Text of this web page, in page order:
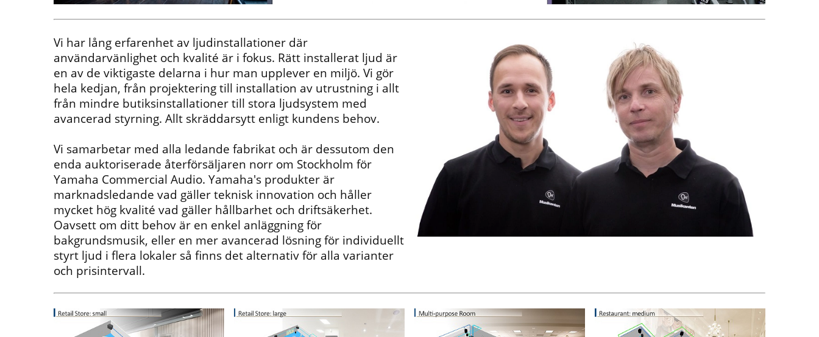
Vi har lång erfarenhet av ljudinstallationer där
användarvänlighet och kvalité är i fokus. Rätt installerat ljud är
en av de viktigaste delarna i hur man upplever en miljö. Vi gör
hela kedjan, från projektering till installation av utrustning i allt
från mindre butiksinstallationer till stora ljudsystem med
avancerad styrning. Allt skräddarsytt enligt kundens behov.
Vi samarbetar med alla ledande fabrikat och är dessutom den
enda auktoriserade återförsäljaren norr om Stockholm för
Yamaha Commercial Audio. Yamaha's produkter är
marknadsledande vad gäller teknisk innovation och håller
mycket hög kvalité vad gäller hållbarhet och driftsäkerhet.
Oavsett om ditt behov är en enkel anläggning för
bakgrundsmusik, eller en mer avancerad lösning för individuellt
styrt ljud i flera lokaler så finns det alternativ för alla varianter
och prisintervall.